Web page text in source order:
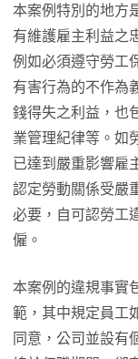
本案例特別的地方
有維護雇主利益之
例如必須遵守勞工
有害行為的不作為
錢得失之利益，也
業管理紀律等。如
已達到嚴重影響雇
認定勞動關係受嚴
必要，自可認勞工
僱。
本案例的違規事實
範，其中規定員工
同意，公司並設有